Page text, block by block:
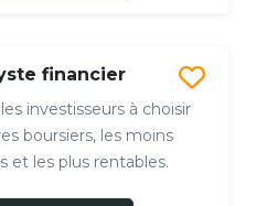
financier
investisseurs à choisir
boursiers, les moins
et les plus rentables.